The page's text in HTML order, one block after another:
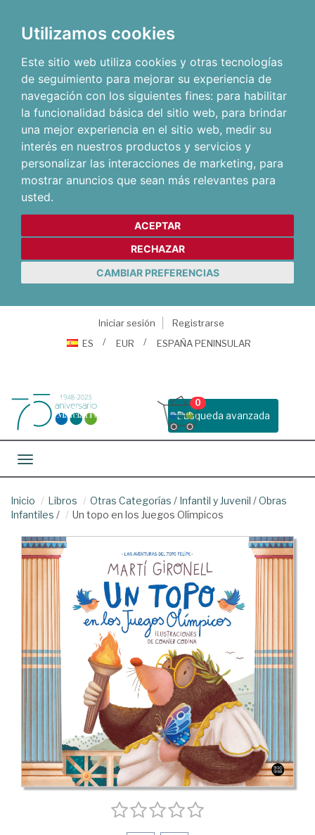
Utilizamos cookies
Este sitio web utiliza cookies y otras tecnologías
de seguimiento para mejorar su experiencia de
navegación con los siguientes fines: para habilitar
la funcionalidad básica del sitio web, para brindar
una mejor experiencia en el sitio web, medir su
interés en nuestros productos y servicios y
personalizar las interacciones de marketing, para
mostrar anuncios que sean más relevantes para
usted.
ACEPTAR
RECHAZAR
CAMBIAR PREFERENCIAS
Iniciar sesión
Registrarse
ES
EUR ESPAÑA PENINSULAR
Busqueda avanzada
0
Toggle navigation
Inicio Libros Otras Categorías / Infantil y Juvenil /Obras
Infantiles / Un topo en los Juegos Olímpicos